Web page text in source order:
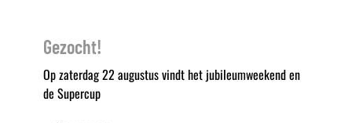
Gezocht!
Op zaterdag 22 augustus vindt het jubileumweekend en
de Supercup